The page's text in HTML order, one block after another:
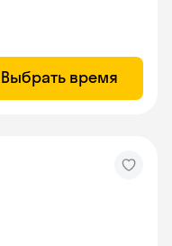
Выбрать время